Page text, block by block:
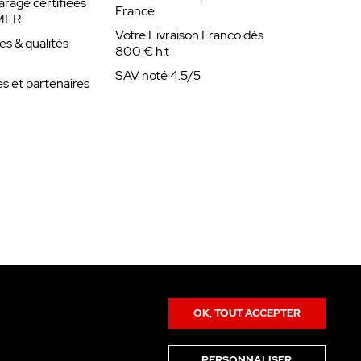
& qualités
et partenaires
France
Votre Livraison Franco dès
800 € h.t
SAV noté 4.5/5
OK, TOUT ACCEPTER